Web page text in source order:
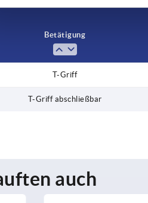
Betätigung
T-Griff
T-Griff abschließbar
auch